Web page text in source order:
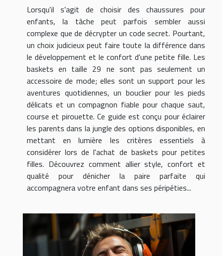
Lorsqu'il s'agit de choisir des chaussures pour
enfants, la tâche peut parfois sembler aussi
complexe que de décrypter un code secret. Pourtant,
un choix judicieux peut faire toute la différence dans
le développement et le confort d'une petite fille. Les
baskets en taille 29 ne sont pas seulement un
accessoire de mode; elles sont un support pour les
aventures quotidiennes, un bouclier pour les pieds
délicats et un compagnon fiable pour chaque saut,
course et pirouette. Ce guide est conçu pour éclairer
les parents dans la jungle des options disponibles, en
mettant en lumière les critères essentiels à
considérer lors de l'achat de baskets pour petites
filles. Découvrez comment allier style, confort et
qualité pour dénicher la paire parfaite qui
accompagnera votre enfant dans ses péripéties...